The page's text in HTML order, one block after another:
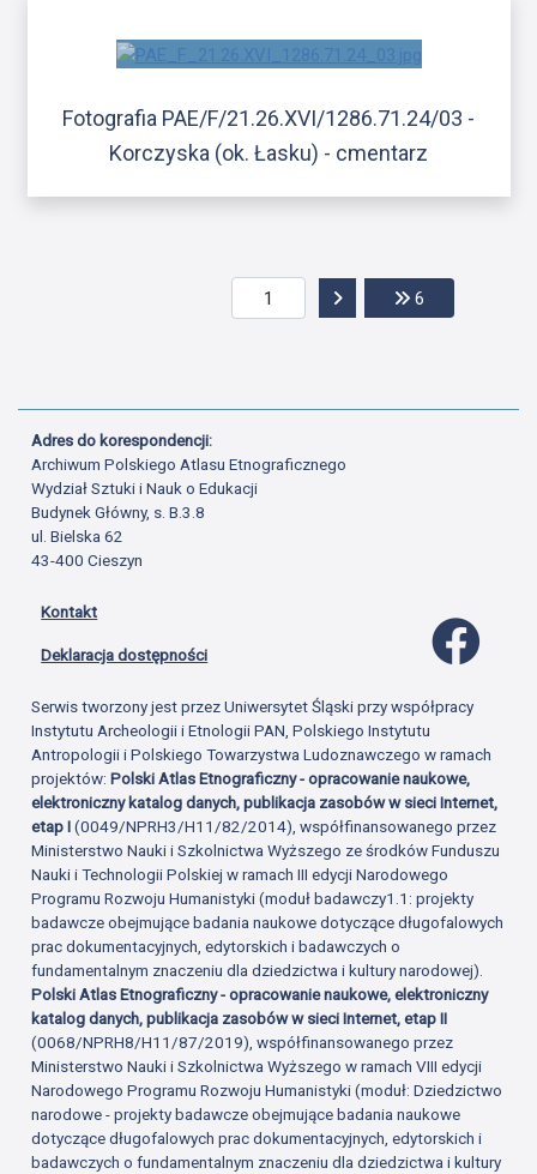
Fotografia PAE/F/21.26.XVI/1286.71.24/03 -
Korczyska (ok. Łasku) - cmentarz
Przejdź do następnej
6
Adres do korespondencji:
Archiwum Polskiego Atlasu Etnograficznego
Wydział Sztuki i Nauk o Edukacji
Budynek Główny, s. B.3.8
ul. Bielska 62
43-400 Cieszyn
Kontakt
Deklaracja dostępności
Serwis tworzony jest przez Uniwersytet Śląski przy współpracy
Instytutu Archeologii i Etnologii PAN, Polskiego Instytutu
Antropologii i Polskiego Towarzystwa Ludoznawczego w ramach
projektów:Polski Atlas Etnograficzny - opracowanie naukowe,
elektroniczny katalog danych, publikacja zasobów w sieci Internet,
etap I(0049/NPRH3/H11/82/2014), współfinansowanego przez
Ministerstwo Nauki i Szkolnictwa Wyższego ze środków Funduszu
Nauki i Technologii Polskiej w ramach III edycji Narodowego
Programu Rozwoju Humanistyki (moduł badawczy1.1: projekty
badawcze obejmujące badania naukowe dotyczące długofalowych
prac dokumentacyjnych, edytorskich i badawczych o
fundamentalnym znaczeniu dla dziedzictwa i kultury narodowej).
Polski Atlas Etnograficzny - opracowanie naukowe, elektroniczny
katalog danych, publikacja zasobów w sieci Internet, etap II
(0068/NPRH8/H11/87/2019), współfinansowanego przez
Ministerstwo Nauki i Szkolnictwa Wyższego w ramach VIII edycji
Narodowego Programu Rozwoju Humanistyki (moduł: Dziedzictwo
narodowe - projekty badawcze obejmujące badania naukowe
dotyczące długofalowych prac dokumentacyjnych, edytorskich i
badawczych o fundamentalnym znaczeniu dla dziedzictwa i kultury